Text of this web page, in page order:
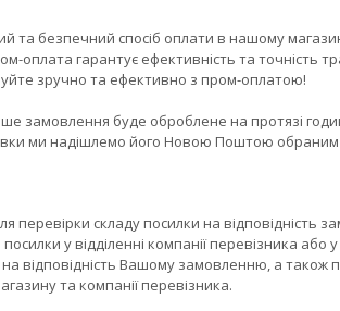
та безпечний спосіб оплати в нашому
оплата гарантує ефективність та точність
зручно та ефективно з пром-оплатою!
замовлення буде оброблене на протязі
ми надішлемо його Новою Поштою
перевірки складу посилки на
у відділенні компанії перевізника
відповідність Вашому замовленню, а також
та компанії перевізника.